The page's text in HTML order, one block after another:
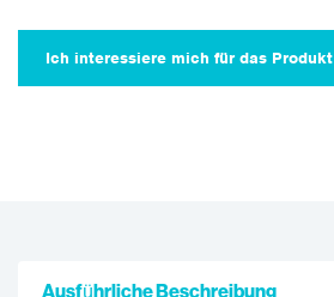
Ich interessiere mich für das Produkt
Ausführliche Beschreibung